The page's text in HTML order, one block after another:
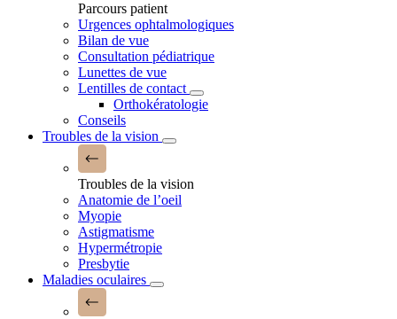
Parcours patient
Urgences ophtalmologiques
Bilan de vue
Consultation pédiatrique
Lunettes de vue
Lentilles de contact
Orthokératologie
Conseils
Troubles de la vision
Troubles de la vision
Anatomie de l’oeil
Myopie
Astigmatisme
Hypermétropie
Presbytie
Maladies oculaires